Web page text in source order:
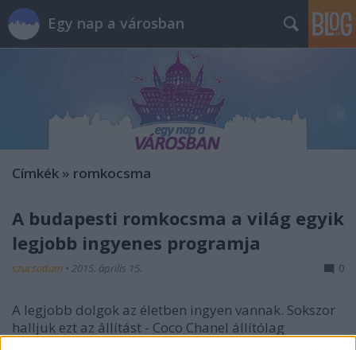
Egy nap a városban
Címkék » romkocsma
A budapesti romkocsma a világ egyik
legjobb ingyenes programja
szucsadam • 2015. április 15. 0
A legjobb dolgok az életben ingyen vannak. Sokszor
halljuk ezt az állítást - Coco Chanel állítólag